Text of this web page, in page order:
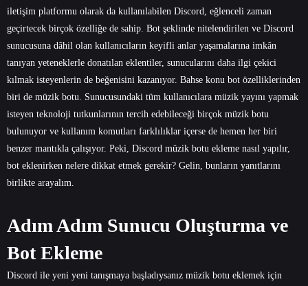
iletişim platformu olarak da kullanılabilen Discord, eğlenceli zaman
geçirtecek birçok özelliğe de sahip. Bot şeklinde nitelendirilen ve Discord
sunucusuna dâhil olan kullanıcıların keyifli anlar yaşamalarına imkân
tanıyan yeteneklerle donatılan eklentiler, sunucularını daha ilgi çekici
kılmak isteyenlerin de beğenisini kazanıyor. Bahse konu bot özelliklerinden
biri de müzik botu. Sunucusundaki tüm kullanıcılara müzik yayını yapmak
isteyen teknoloji tutkunlarının tercih edebileceği birçok müzik botu
bulunuyor ve kullanım komutları farklılıklar içerse de hemen her biri
benzer mantıkla çalışıyor. Peki, Discord müzik botu ekleme nasıl yapılır,
bot eklenirken nelere dikkat etmek gerekir? Gelin, bunların yanıtlarını
birlikte arayalım.
Adım Adım Sunucu Oluşturma ve
Bot Ekleme
Discord ile yeni yeni tanışmaya başladıysanız müzik botu eklemek için